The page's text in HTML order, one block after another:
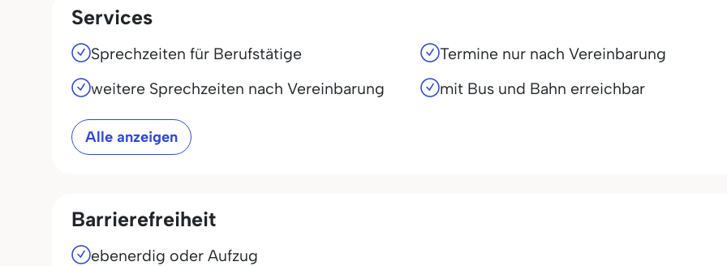
Services
Sprechzeiten für Berufstätige
Termine nur nach Vereinbarung
weitere Sprechzeiten nach Vereinbarung
mit Bus und Bahn erreichbar
Alle anzeigen
Barrierefreiheit
ebenerdig oder Aufzug